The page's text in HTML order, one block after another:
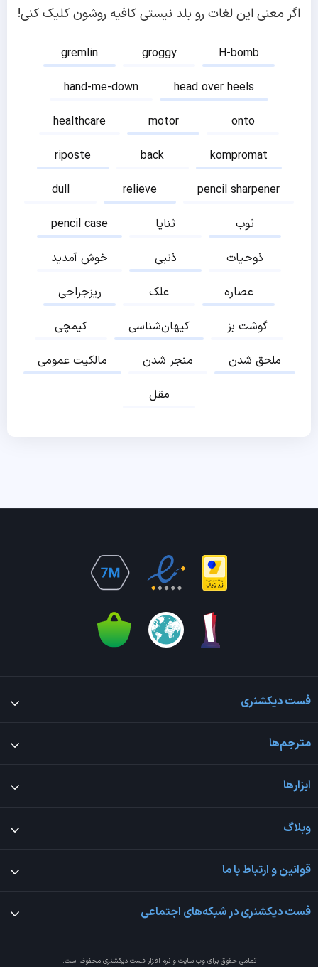
اگر معنی این لغات رو بلد نیستی کافیه روشون کلیک کنی!
gremlin groggy
H-bomb
hand-me-down
head over heels
healthcare
motor
onto
riposte
back
kompromat
dull
relieve
pencil sharpener
pencil case
ثنایا
ثوب
خوش آمدید
ذنبی
ذوحیات
ریزجراحی
علک
عصاره
کیمچی
کیهان‌شناسی
گوشت بز
مالکیت عمومی
منجر شدن
ملحق شدن
مقل
فست دیکشنری
مترجم‌ها
ابزارها
وبلاگ
قوانین و ارتباط با ما
فست دیکشنری در شبکه‌های اجتماعی
تمامی حقوق برای وب سایت و نرم افزارفست دیکشنری محفوظ است.